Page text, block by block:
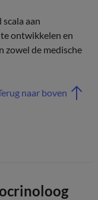
aan
ontwikkelen en
zowel de medische
naar boven